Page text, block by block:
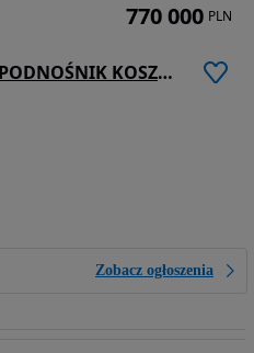
MAN TGM 18.290 / 4x4 / PODNOŚNIK KOSZOWY / WYSOKOŚĆ ROBOCZA 46M / MANUAL
Zobacz ogłoszenia
770 000 PLN